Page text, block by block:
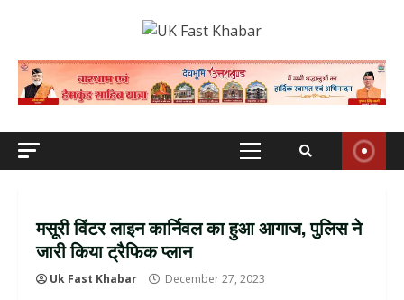
Primary
मसूरी विंटर लाइन कार्निवल का हुआ आगाज, पुलिस ने
जारी किया ट्रैफिक प्लान
Uk Fast Khabar December 27, 2023